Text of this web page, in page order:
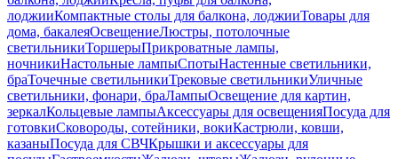
лоджииКомпактные столы для балкона, лоджииТовары для
дома, бакалеяОсвещениеЛюстры, потолочные
светильникиТоршерыПрикроватные лампы,
ночникиНастольные лампыСпотыНастенные светильники,
браТочечные светильникиТрековые светильникиУличные
светильники, фонари, браЛампыОсвещение для картин,
зеркалКольцевые лампыАксессуары для освещенияПосуда для
готовкиСковороды, сотейники, вокиКастрюли, ковши,
казаныПосуда для СВЧКрышки и аксессуары для